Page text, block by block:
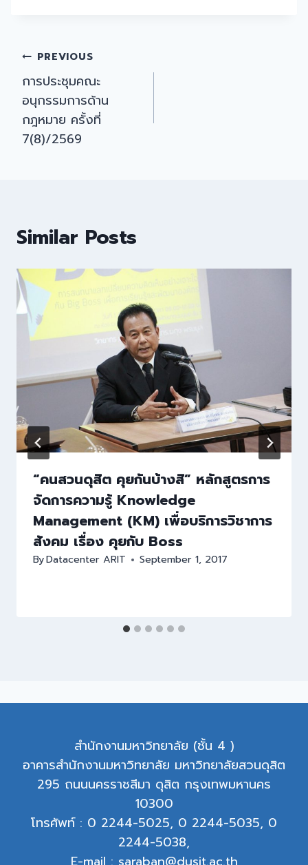
Post
navigation
PREVIOUS
การประชุมคณะ
อนุกรรมการด้าน
กฎหมาย ครั้งที่
7(8)/2569
Similar Posts
“คนสวนดุสิต คุยกันบ้างสิ” หลักสูตรการ
จัดการความรู้ Knowledge
Management (KM) เพื่อบริการวิชาการ
สังคม เรื่อง คุยกับ Boss
ByDatacenter ARIT September 1, 2017
สำนักงานมหาวิทยาลัย (ชั้น 4 )
อาคารสำนักงานมหาวิทยาลัย มหาวิทยาลัยสวนดุสิต
295 ถนนนครราชสีมา ดุสิต กรุงเทพมหานคร
10300
โทรศัพท์ : 0 2244-5025, 0 2244-5035, 0
2244-5038,